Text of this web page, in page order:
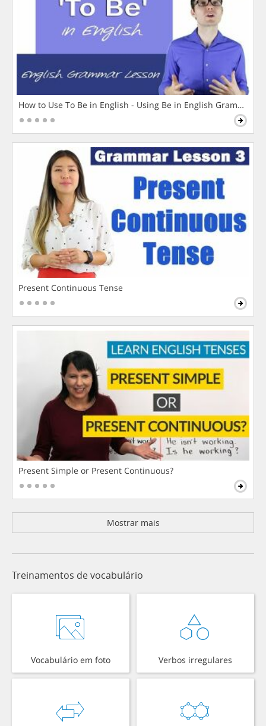
How to Use To Be in English - Using Be in English Grammar
Present Continuous Tense
Present Simple or Present Continuous?
Mostrar mais
Treinamentos de vocabulário
Vocabulário em foto Verbos irregulares